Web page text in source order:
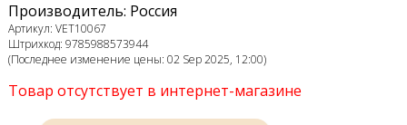
Производитель: Россия
Артикул: VET10067
Штрихкод: 9785988573944
(Последнее изменение цены: 02 Sep 2025, 12:00)
Товар отсутствует в интернет-магазине